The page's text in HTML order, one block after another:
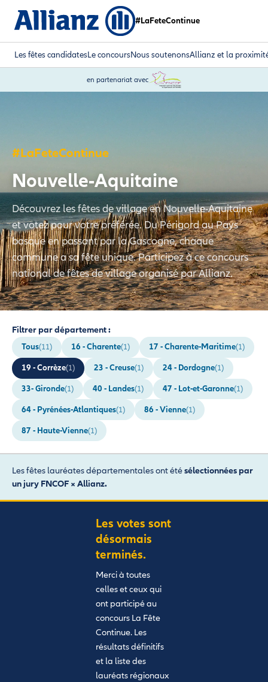
#LaFeteContinue
Les fêtes candidatesLe concoursNous soutenonsAllianz et la
en partenariat avec
#LaFeteContinue
Nouvelle-Aquitaine
Découvrez les fêtes de village en Nouvelle-Aquitaine
et votez pour votre préférée. Du Périgord au Pays
basque en passant par la Gascogne, chaque
commune a sa fête unique. Participez à ce concours
national de fêtes de village organisé par Allianz.
Filtrer par département :
Tous(11) 16 - Charente(1) 17 - Charente-Maritime(1)
19 - Corrèze(1) 23 - Creuse(1) 24 - Dordogne(1)
33- Gironde(1) 40 - Landes(1) 47 - Lot-et-Garonne(1)
64 - Pyrénées-Atlantiques(1) 86 - Vienne(1)
87 - Haute-Vienne(1)
Les fêtes lauréates départementales ont étésélectionnées par
un jury FNCOF × Allianz.
Les votes sont
désormais
terminés.
Merci à toutes
celles et ceux qui
ont participé au
concours La Fête
Continue. Les
résultats définitifs
et la liste des
lauréats régionaux